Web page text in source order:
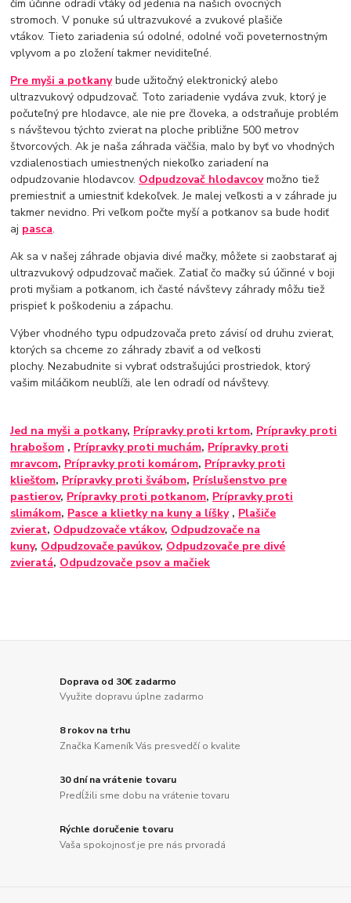
čím účinne odradí vtáky od jedenia na našich ovocných
stromoch. V ponuke sú ultrazvukové a zvukové plašiče
vtákov. Tieto zariadenia sú odolné, odolné voči poveternostným
vplyvom a po zložení takmer neviditeľné.
Pre myši a potkanybude užitočný elektronický alebo
ultrazvukový odpudzovač. Toto zariadenie vydáva zvuk, ktorý je
počuteľný pre hlodavce, ale nie pre človeka, a odstraňuje problém
s návštevou týchto zvierat na ploche približne 500 metrov
štvorcových. Ak je naša záhrada väčšia, malo by byť vo vhodných
vzdialenostiach umiestnených niekoľko zariadení na
odpudzovanie hlodavcov. Odpudzovač hlodavcovmožno tiež
premiestniť a umiestniť kdekoľvek. Je malej veľkosti a v záhrade ju
takmer nevidno. Pri veľkom počte myší a potkanov sa bude hodiť
aj pasca.
Ak sa v našej záhrade objavia divé mačky, môžete si zaobstarať aj
ultrazvukový odpudzovač mačiek. Zatiaľ čo mačky sú účinné v boji
proti myšiam a potkanom, ich časté návštevy záhrady môžu tiež
prispieť k poškodeniu a zápachu.
Výber vhodného typu odpudzovača preto závisí od druhu zvierat,
ktorých sa chceme zo záhrady zbaviť a od veľkosti
plochy. Nezabudnite si vybrať odstrašujúci prostriedok, ktorý
vašim miláčikom neublíži, ale len odradí od návštevy.
Jed na myši a potkany, Prípravky proti krtom, Prípravky proti
hrabošom , Prípravky proti muchám, Prípravky proti
mravcom, Prípravky proti komárom, Prípravky proti
kliešťom, Prípravky proti švábom, Príslušenstvo pre
pastierov, Prípravky proti potkanom, Prípravky proti
slimákom, Pasce a klietky na kuny a líšky, Plašiče
zvierat, Odpudzovače vtákov, Odpudzovače na
kuny, Odpudzovače pavúkov, Odpudzovače pre divé
zvieratá, Odpudzovače psov a mačiek
Doprava od 30€ zadarmo
Využite dopravu úplne zadarmo
8 rokov na trhu
Značka Kameník Vás presvedčí o kvalite
30 dní na vrátenie tovaru
Predĺžili sme dobu na vrátenie tovaru
Rýchle doručenie tovaru
Vaša spokojnosť je pre nás prvoradá